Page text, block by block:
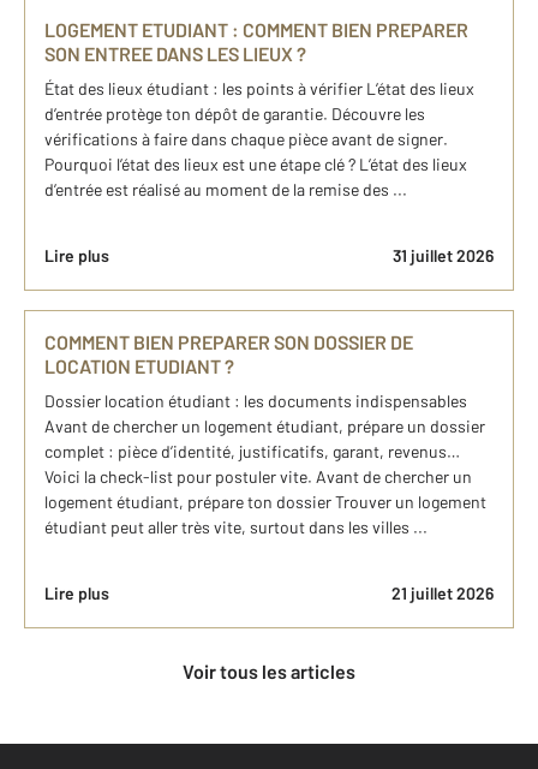
LOGEMENT ETUDIANT : COMMENT BIEN PREPARER
SON ENTREE DANS LES LIEUX ?
État des lieux étudiant : les points à vérifier L’état des lieux
d’entrée protège ton dépôt de garantie. Découvre les
vérifications à faire dans chaque pièce avant de signer.
Pourquoi l’état des lieux est une étape clé ? L’état des lieux
d’entrée est réalisé au moment de la remise des ...
Lire plus 31 juillet 2026
COMMENT BIEN PREPARER SON DOSSIER DE
LOCATION ETUDIANT ?
Dossier location étudiant : les documents indispensables
Avant de chercher un logement étudiant, prépare un dossier
complet : pièce d’identité, justificatifs, garant, revenus…
Voici la check-list pour postuler vite. Avant de chercher un
logement étudiant, prépare ton dossier Trouver un logement
étudiant peut aller très vite, surtout dans les villes ...
Lire plus 21 juillet 2026
Voir tous les articles